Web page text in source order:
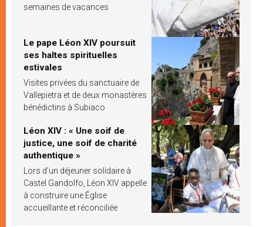
semaines de vacances
Le pape Léon XIV poursuit
ses haltes spirituelles
estivales
Visites privées du sanctuaire de
Vallepietra et de deux monastères
bénédictins à Subiaco
Léon XIV : « Une soif de
justice, une soif de charité
authentique »
Lors d’un déjeuner solidaire à
Castel Gandolfo, Léon XIV appelle
à construire une Église
accueillante et réconciliée